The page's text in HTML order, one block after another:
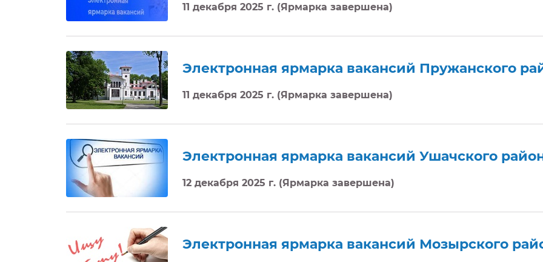
11 декабря 2025 г. (Ярмарка завершена)
Электронная ярмарка вакансий Пружанского
11 декабря 2025 г. (Ярмарка завершена)
Электронная ярмарка вакансий Ушачского
12 декабря 2025 г. (Ярмарка завершена)
Электронная ярмарка вакансий Мозырского